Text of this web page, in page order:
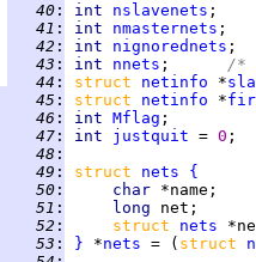
  40
: int nslavenets
  41
: int nmasternets
  42
: int nignorednets
  43
: int nnets ;
/*
  44
: struct netinfo *
  45
: struct netinfo *
  46
: int Mflag
  47
: int justquit = 0
  48
:
  49
: struct nets
{
  50
: char
  51
: long
  52
: struct nets
  53
: } *nets = ( struct